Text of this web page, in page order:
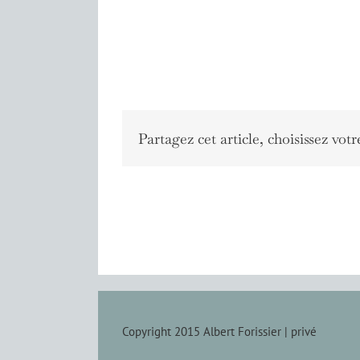
Partagez cet article, choisissez
Copyright 2015 Albert Forissier | privé